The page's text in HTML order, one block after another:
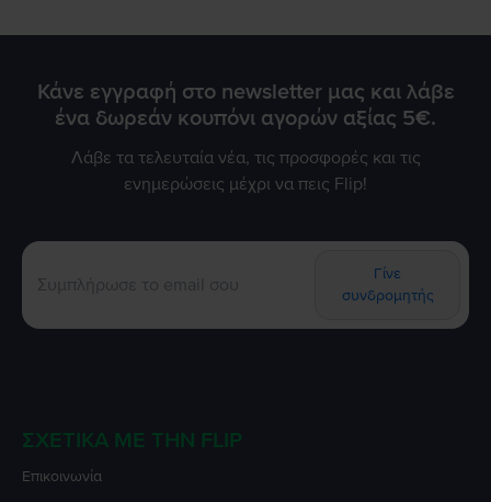
Κάνε εγγραφή στο newsletter μας και λάβε
ένα δωρεάν κουπόνι αγορών αξίας 5€.
Λάβε τα τελευταία νέα, τις προσφορές και τις
ενημερώσεις μέχρι να πεις Flip!
Γίνε
συνδρομητής
ΣΧΕΤΙΚΆ ΜΕ ΤΗΝ FLIP
Επικοινωνία